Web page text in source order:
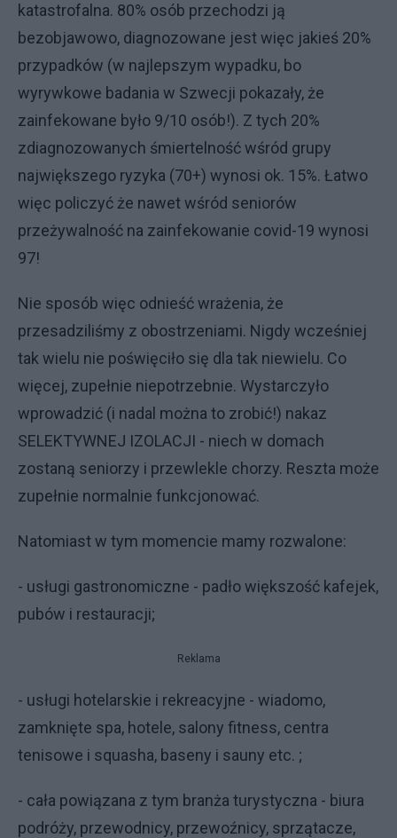
katastrofalna. 80% osób przechodzi ją
bezobjawowo, diagnozowane jest więc jakieś 20%
przypadków (w najlepszym wypadku, bo
wyrywkowe badania w Szwecji pokazały, że
zainfekowane było 9/10 osób!). Z tych 20%
zdiagnozowanych śmiertelność wśród grupy
największego ryzyka (70+) wynosi ok. 15%. Łatwo
więc policzyć że nawet wśród seniorów
przeżywalność na zainfekowanie covid-19 wynosi
97!
Nie sposób więc odnieść wrażenia, że
przesadziliśmy z obostrzeniami. Nigdy wcześniej
tak wielu nie poświęciło się dla tak niewielu. Co
więcej, zupełnie niepotrzebnie. Wystarczyło
wprowadzić (i nadal można to zrobić!) nakaz
SELEKTYWNEJ IZOLACJI - niech w domach
zostaną seniorzy i przewlekle chorzy. Reszta może
zupełnie normalnie funkcjonować.
Natomiast w tym momencie mamy rozwalone:
- usługi gastronomiczne - padło większość kafejek,
pubów i restauracji;
Reklama
- usługi hotelarskie i rekreacyjne - wiadomo,
zamknięte spa, hotele, salony fitness, centra
tenisowe i squasha, baseny i sauny etc. ;
- cała powiązana z tym branża turystyczna - biura
podróży, przewodnicy, przewoźnicy, sprzątacze,